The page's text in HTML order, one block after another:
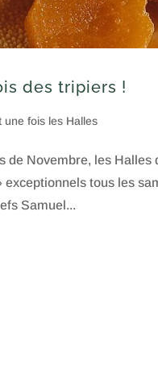
des tripiers !
une fois les Halles
de Novembre, les
tous les
Samuel...